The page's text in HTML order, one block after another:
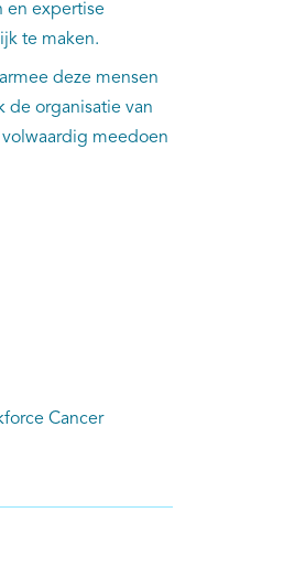
en expertise
te maken.
deze mensen
de organisatie van
meedoen
Cancer